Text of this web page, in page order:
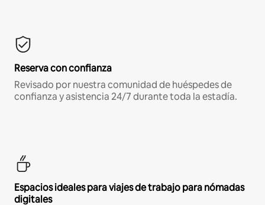
Reserva con confianza
Revisado por nuestra comunidad de huéspedes de
confianza y asistencia 24/7 durante toda la estadía.
Espacios ideales para viajes de trabajo para nómadas
digitales